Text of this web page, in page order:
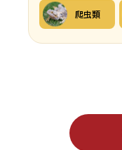
爬虫類